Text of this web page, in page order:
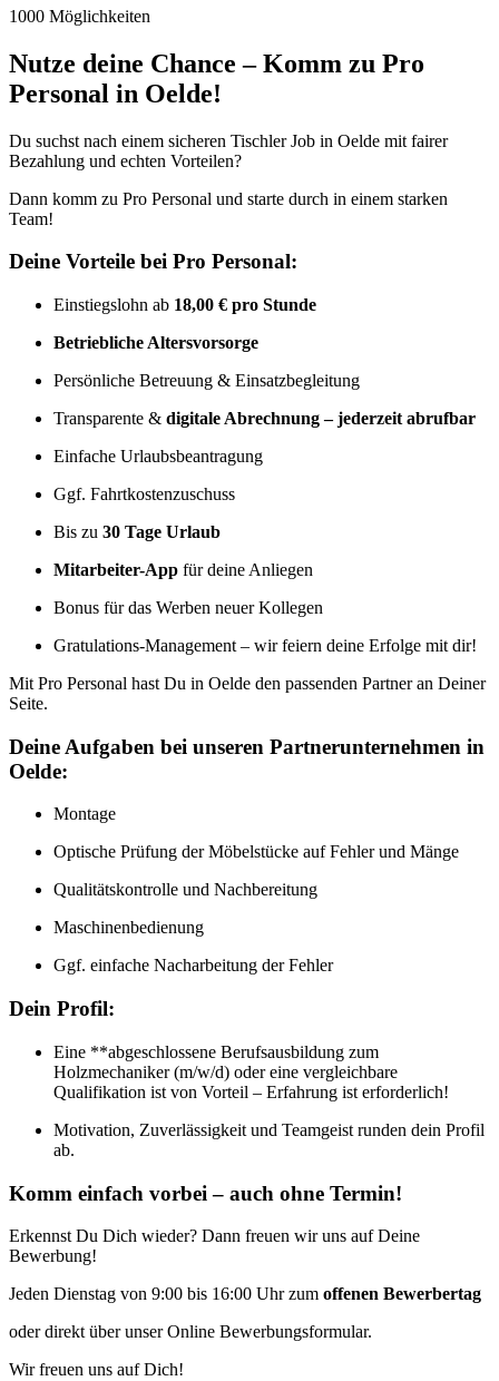
1000 Möglichkeiten
Nutze deine Chance – Komm zu Pro
Personal in Oelde!
Du suchst nach einem sicheren Tischler Job in Oelde mit fairer
Bezahlung und echten Vorteilen?
Dann komm zu Pro Personal und starte durch in einem starken
Team!
Deine Vorteile bei Pro Personal:
Einstiegslohn ab 18,00 € pro Stunde
Betriebliche Altersvorsorge
Persönliche Betreuung & Einsatzbegleitung
Transparente & digitale Abrechnung – jederzeit abrufbar
Einfache Urlaubsbeantragung
Ggf. Fahrtkostenzuschuss
Bis zu 30 Tage Urlaub
Mitarbeiter-App für deine Anliegen
Bonus für das Werben neuer Kollegen
Gratulations-Management – wir feiern deine Erfolge mit dir!
Mit Pro Personal hast Du in Oelde den passenden Partner an Deiner
Seite.
Deine Aufgaben bei unseren Partnerunternehmen in
Oelde:
Montage
Optische Prüfung der Möbelstücke auf Fehler und Mänge
Qualitätskontrolle und Nachbereitung
Maschinenbedienung
Ggf. einfache Nacharbeitung der Fehler
Dein Profil:
Eine **abgeschlossene Berufsausbildung zum
Holzmechaniker (m/w/d) oder eine vergleichbare
Qualifikation ist von Vorteil – Erfahrung ist erforderlich!
Motivation, Zuverlässigkeit und Teamgeist runden dein Profil
ab.
Komm einfach vorbei – auch ohne Termin!
Erkennst Du Dich wieder? Dann freuen wir uns auf Deine
Bewerbung!
Jeden Dienstag von 9:00 bis 16:00 Uhr zum offenen Bewerbertag
oder direkt über unser Online Bewerbungsformular.
Wir freuen uns auf Dich!